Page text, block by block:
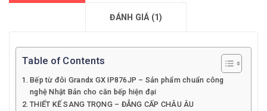
ĐÁNH GIÁ (1)
Table of Contents
Bếp từ đôi Grandx GX IP876JP – Sản phẩm chuẩn công
nghệ Nhật Bản cho căn bếp hiện đại
THIẾT KẾ SANG TRỌNG – ĐẲNG CẤP CHÂU ÂU